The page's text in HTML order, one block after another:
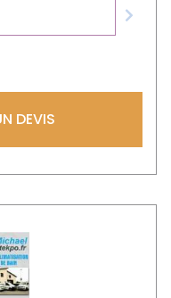
Next
DEVIS